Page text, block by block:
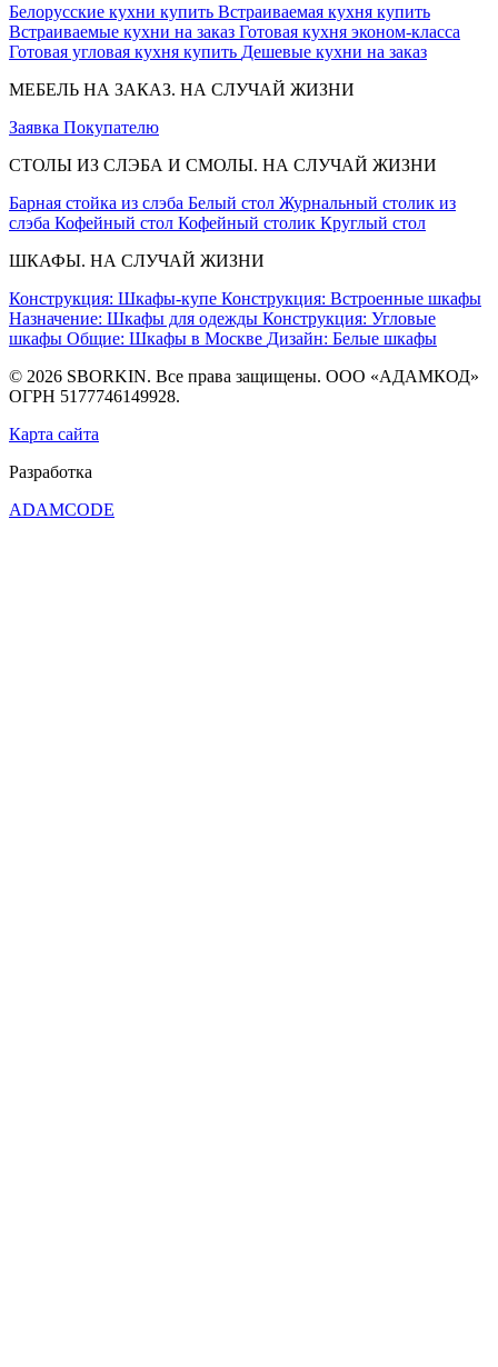
Белорусские кухни купить Встраиваемая кухня купить
Встраиваемые кухни на заказ Готовая кухня эконом-класса
Готовая угловая кухня купить Дешевые кухни на заказ
МЕБЕЛЬ НА ЗАКАЗ. НА СЛУЧАЙ ЖИЗНИ
Заявка Покупателю
СТОЛЫ ИЗ СЛЭБА И СМОЛЫ. НА СЛУЧАЙ ЖИЗНИ
Барная стойка из слэба Белый стол Журнальный столик из
слэба Кофейный стол Кофейный столик Круглый стол
ШКАФЫ. НА СЛУЧАЙ ЖИЗНИ
Конструкция: Шкафы-купе Конструкция: Встроенные шкафы
Назначение: Шкафы для одежды Конструкция: Угловые
шкафы Общие: Шкафы в Москве Дизайн: Белые шкафы
© 2026 SBORKIN. Все права защищены. ООО «АДАМКОД»
ОГРН 5177746149928.
Карта сайта
Разработка
ADAMCODE